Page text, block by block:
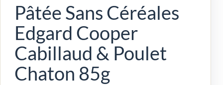
Pâtée Sans Céréales
Edgard Cooper
Cabillaud & Poulet
Chaton 85g